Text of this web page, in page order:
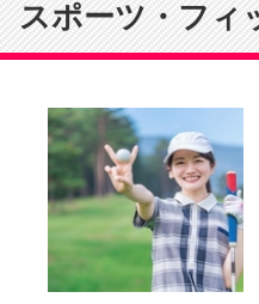
スポーツ・フィ